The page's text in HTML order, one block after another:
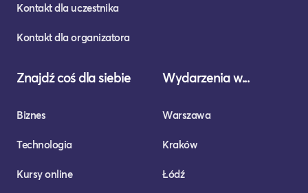
Kontakt dla uczestnika
Kontakt dla organizatora
Znajdź coś dla siebie
Biznes
Technologia
Kursy online
Wydarzenia w...
Warszawa
Kraków
Łódź